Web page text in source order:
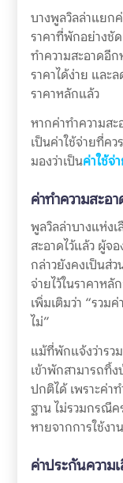
บางพูลวิลล่าแยก
ราคาที่พักอย่างชัด
ทำความสะอาดอีก
ราคาได้ง่าย และ
ราคาหลักแล้ว
หากค่าทำความส
เป็นค่าใช้จ่ายที่ค
มองว่าเป็นค่าใช้จ่
ค่าทำความสะอ
พูลวิลล่าบางแห่ง
สะอาดไว้แล้ว ผู้จ
กล่าวยังคงเป็นส่ว
จ่ายไว้ในราคาห
เพิ่มเติมว่า “รวม
ไม่”
แม้ที่พักแจ้งว่ารว
เข้าพักสามารถทิ้
ปกติได้ เพราะค่า
ฐาน ไม่รวมกรณีค
หายจากการใช้งา
ค่าประกันความ